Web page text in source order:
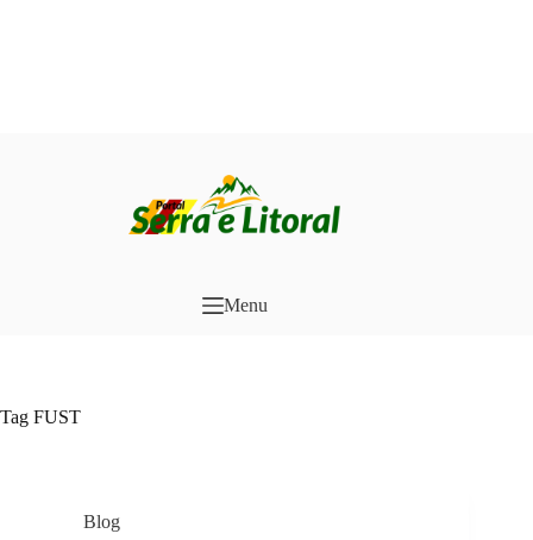
Menu
Tag FUST
Blog